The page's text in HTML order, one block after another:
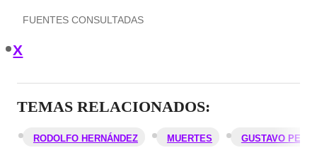
FUENTES CONSULTADAS
X
TEMAS RELACIONADOS:
RODOLFO HERNÁNDEZ MUERTES GUSTAVO